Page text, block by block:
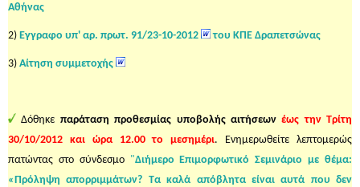
Αθήνας
2) Εγγραφο υπ' αρ. πρωτ. 91/23-10-2012 του ΚΠΕ Δραπετσώνας
3) Αίτηση συμμετοχής
Δόθηκε παράταση προθεσμίας υποβολής αιτήσεων έως την Τρίτη
30/10/2012 και ώρα 12.00 το μεσημέρι. Ενημερωθείτε λεπτομερώς
πατώντας στο σύνδεσμο "Διήμερο Επιμορφωτικό Σεμινάριο με θέμα:
«Πρόληψη απορριμμάτων? Τα καλά απόβλητα είναι αυτά που δεν